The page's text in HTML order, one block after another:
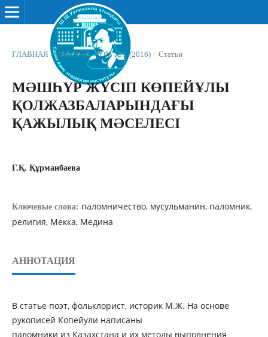
ГЛАВНАЯ / АРХИВЫ / ТОМ № 2 (2016) / Статьи
МƏШҺҮР ЖҮСІП КӨПЕЙҰЛЫ
ҚОЛЖАЗБАЛАРЫНДАҒЫ
ҚАЖЫЛЫҚ МƏСЕЛЕСІ
Г.Қ. Құрманбаева
Ключевые слова: паломничество, мусульманин, паломник,
религия, Мекка, Медина
АННОТАЦИЯ
В статье поэт, фольклорист, историк М.Ж. На основе
рукописей Копейули написаны
паломники из Казахстана и их методы выполнения